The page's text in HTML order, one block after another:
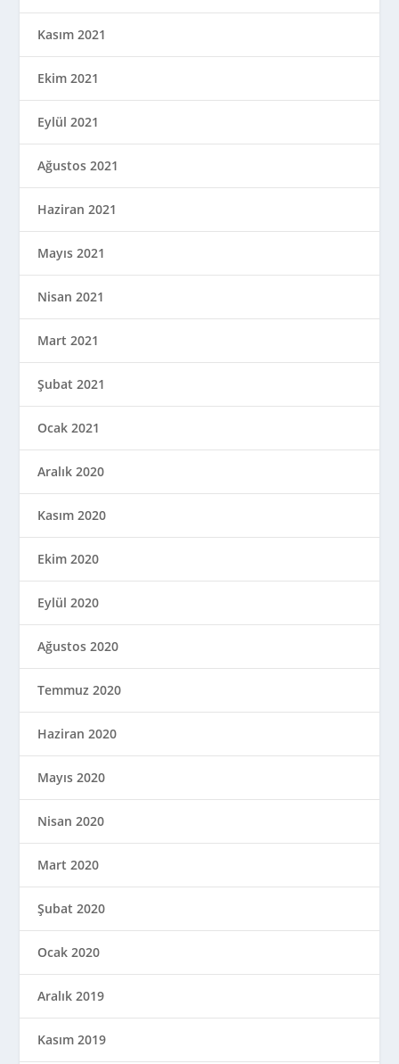
Kasım 2021
Ekim 2021
Eylül 2021
Ağustos 2021
Haziran 2021
Mayıs 2021
Nisan 2021
Mart 2021
Şubat 2021
Ocak 2021
Aralık 2020
Kasım 2020
Ekim 2020
Eylül 2020
Ağustos 2020
Temmuz 2020
Haziran 2020
Mayıs 2020
Nisan 2020
Mart 2020
Şubat 2020
Ocak 2020
Aralık 2019
Kasım 2019